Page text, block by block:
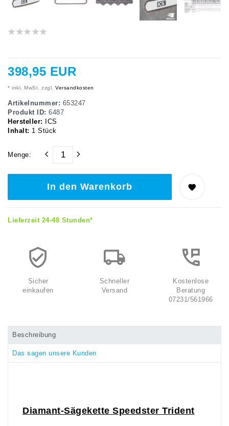
398,95 EUR
* inkl. MwSt. zzgl. Versandkosten
Artikelnummer: 653247
Produkt ID: 6487
Hersteller:
ICS
Inhalt: 1 Stück
Menge:
In den Warenkorb
Lieferzeit 24-48 Stunden*
Sicher
einkaufen
Schneller
Versand
Kostenlose
Beratung
07231/561966
Beschreibung
Das sagen unsere Kunden
Diamant-Sägekette Speedster Trident